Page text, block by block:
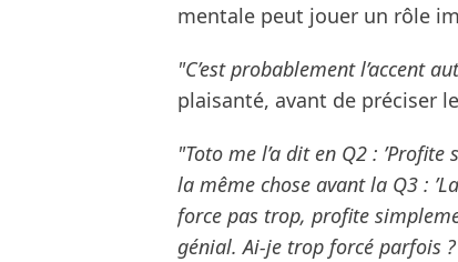
mentale peut jouer un rôle
"C’est probablement l’accent
plaisanté, avant de préciser
"Toto me l’a dit en Q2 :
la même chose avant la Q3 :
force pas trop, profite
génial. Ai-je trop forcé parfois ?